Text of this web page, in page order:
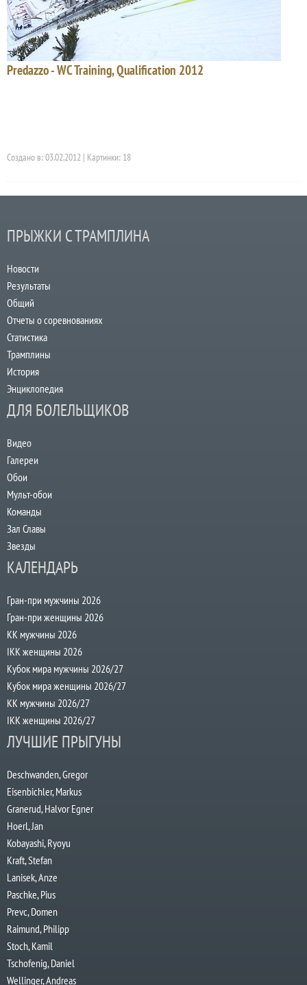
Predazzo - WC Training, Qualification 2012
Создано в: 03.02.2012 | Картинки: 18
ПРЫЖКИ С ТРАМПЛИНА
Новости
Результаты
Общий
Отчеты о соревнованиях
Статистика
Трамплины
История
Энциклопедия
ДЛЯ БОЛЕЛЬЩИКОВ
Видео
Галереи
Обои
Мульт-обои
Команды
Зал Славы
Звезды
КАЛЕНДАРЬ
Гран-при мужчины 2026
Гран-при женщины 2026
КК мужчины 2026
IKK женщины 2026
Кубок мира мужчины 2026/27
Кубок мира женщины 2026/27
КК мужчины 2026/27
IKK женщины 2026/27
ЛУЧШИЕ ПРЫГУНЫ
Deschwanden, Gregor
Eisenbichler, Markus
Granerud, Halvor Egner
Hoerl, Jan
Kobayashi, Ryoyu
Kraft, Stefan
Lanisek, Anze
Paschke, Pius
Prevc, Domen
Raimund, Philipp
Stoch, Kamil
Tschofenig, Daniel
Wellinger, Andreas